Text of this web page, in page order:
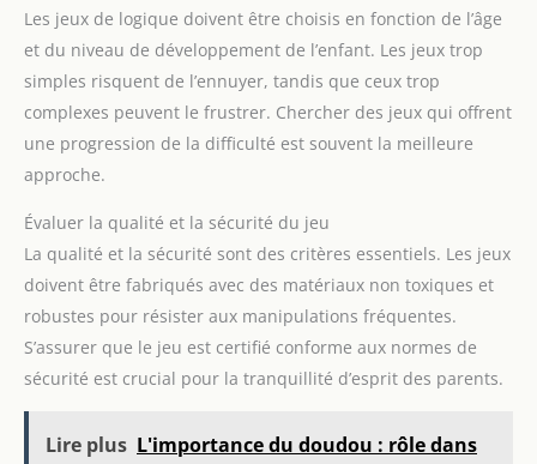
Les jeux de logique doivent être choisis en fonction de l’âge
et du niveau de développement de l’enfant. Les jeux trop
simples risquent de l’ennuyer, tandis que ceux trop
complexes peuvent le frustrer. Chercher des jeux qui offrent
une progression de la difficulté est souvent la meilleure
approche.
Évaluer la qualité et la sécurité du jeu
La qualité et la sécurité sont des critères essentiels. Les jeux
doivent être fabriqués avec des matériaux non toxiques et
robustes pour résister aux manipulations fréquentes.
S’assurer que le jeu est certifié conforme aux normes de
sécurité est crucial pour la tranquillité d’esprit des parents.
Lire plus L'importance du doudou : rôle dans